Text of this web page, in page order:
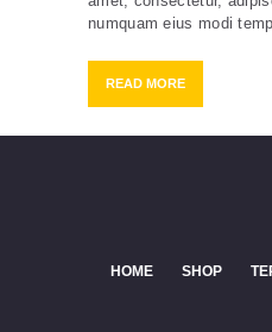
numquam eius modi
READ MORE
HOME SHOP